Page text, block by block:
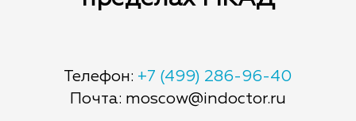
Телефон: +7 (499) 286-96-40
Почта: moscow@indoctor.ru